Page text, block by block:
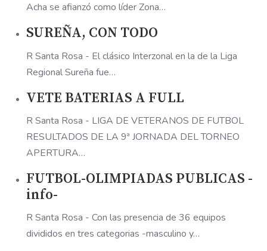
Acha se afianzó como líder Zona…
SUREÑA, CON TODO
R Santa Rosa - El clásico Interzonal en la de la Liga
Regional Sureña fue…
VETE BATERIAS A FULL
R Santa Rosa - LIGA DE VETERANOS DE FUTBOL
RESULTADOS DE LA 9ª JORNADA DEL TORNEO
APERTURA…
FUTBOL-OLIMPIADAS PUBLICAS -
info-
R Santa Rosa - Con las presencia de 36 equipos
divididos en tres categorias -masculino y…